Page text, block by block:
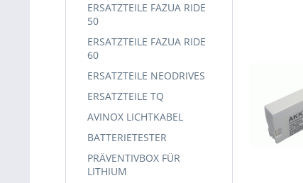
ERSATZTEILE FAZUA RIDE
50
ERSATZTEILE FAZUA RIDE
60
ERSATZTEILE NEODRIVES
ERSATZTEILE TQ
AVINOX LICHTKABEL
BATTERIETESTER
PRÄVENTIVBOX FÜR
LITHIUM